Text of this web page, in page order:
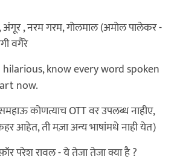
अंगूर , नरम गरम, गोलमाल (अमोल पालेकर -
वगैरे
hilarious, know every word spoken
now.
कोणत्याच OTT वर उपलब्ध नाहीए,
आहेत, ती मज़ा अन्य भाषांमधे नाही येत)
परेश रावल - ये तेजा तेजा क्या है ?